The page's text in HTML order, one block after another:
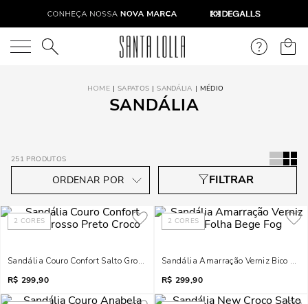
O que você está procurando?
SAPATOS SANDÁLIA MÉDIO
SANDÁLIA
251 PRODUTOS
2 CORES
Sandália Couro Confort Salto Grosso Preto Croco
R$ 299,90
2 CORES
Sandália Amarração Verniz Bico
R$ 299,90